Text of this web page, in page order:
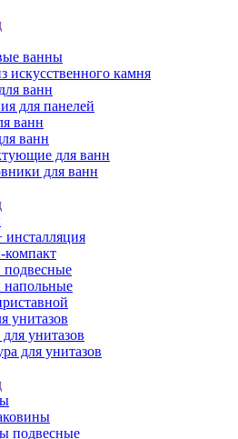
ванны
искусственного камня
ванн
для панелей
ванн
ванн
для ванн
для ванн
инсталляция
компакт
подвесные
напольные
унитазов
унитазов
для унитазов
подвесные